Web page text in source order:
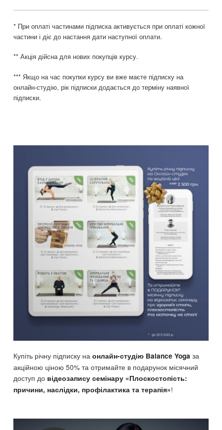
* При оплаті частинами підписка активується при оплаті кожної
частини і діє до настання дати наступної оплати.
** Акція дійсна для нових покупців курсу.
*** Якщо на час покупки курсу ви вже маєте підписку на
онлайн-студію, рік підписки додається до терміну наявної
підписки.
Купіть річну підписку наонлайн-студію Balance Yoga за
акційною ціною 50% та отримайте в подарунок місячний
доступ до відеозапису семінару «Плоскостопість:
причини, наслідки, профілактика та терапія»!